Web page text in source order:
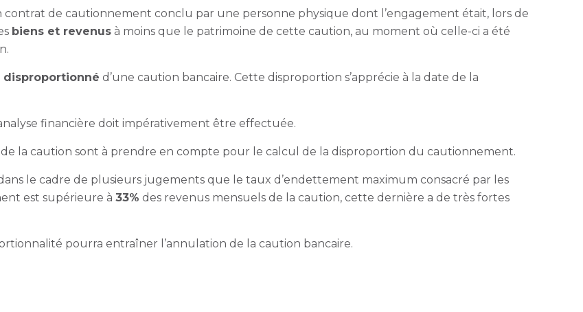
de cautionnement conclu par une personne physique dont l’engagement était, lors de
biens et revenus à moins que le patrimoine de cette caution, au moment où celle-ci a été
disproportionné d’une caution bancaire. Cette disproportion s’apprécie à la date de la
financière doit impérativement être effectuée.
de la caution sont à prendre en compte pour le calcul de la disproportion du cautionnement.
le cadre de plusieurs jugements que le taux d’endettement maximum consacré par les
est supérieure à33% des revenus mensuels de la caution, cette dernière a de très fortes
pourra entraîner l’annulation de la caution bancaire.